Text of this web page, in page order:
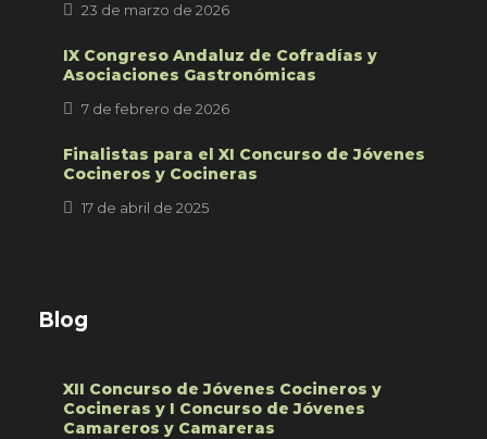
23 de marzo de 2026
IX Congreso Andaluz de Cofradías y
Asociaciones Gastronómicas
7 de febrero de 2026
Finalistas para el XI Concurso de Jóvenes
Cocineros y Cocineras
17 de abril de 2025
Blog
XII Concurso de Jóvenes Cocineros y
Cocineras y I Concurso de Jóvenes
Camareros y Camareras